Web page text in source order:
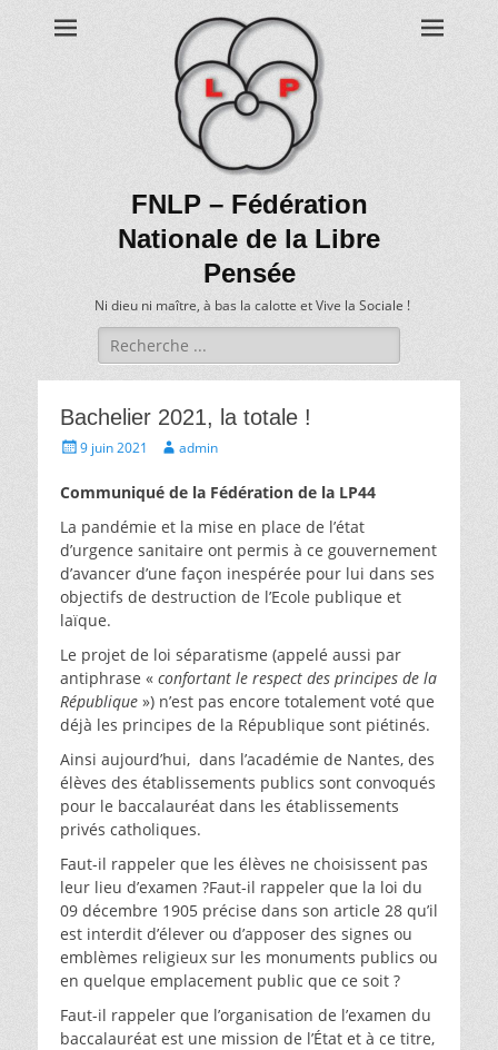
FNLP – Fédération
Nationale de la Libre
Pensée
Ni dieu ni maître, à bas la calotte et Vive la Sociale !
Recherche
de:
Bachelier 2021, la totale !
Écrit9 juin 2021 Auteur
admin
Communiqué de la Fédération de la LP44
La pandémie et la mise en place de l’état
d’urgence sanitaire ont permis à ce gouvernement
d’avancer d’une façon inespérée pour lui dans ses
objectifs de destruction de l’Ecole publique et
laïque.
Le projet de loi séparatisme (appelé aussi par
antiphrase « confortant le respect des principes de la
République ») n’est pas encore totalement voté que
déjà les principes de la République sont piétinés.
Ainsi aujourd’hui, dans l’académie de Nantes, des
élèves des établissements publics sont convoqués
pour le baccalauréat dans les établissements
privés catholiques.
Faut-il rappeler que les élèves ne choisissent pas
leur lieu d’examen ?Faut-il rappeler que la loi du
09 décembre 1905 précise dans son article 28 qu’il
est interdit d’élever ou d’apposer des signes ou
emblèmes religieux sur les monuments publics ou
en quelque emplacement public que ce soit ?
Faut-il rappeler que l’organisation de l’examen du
baccalauréat est une mission de l’État et à ce titre,